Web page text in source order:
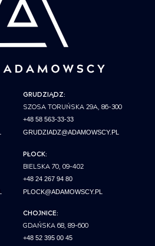
GRUDZIĄDZ:
SZOSA TORUŃSKA 29A, 86-300
+48 58 563-33-33
GRUDZIADZ@ADAMOWSCY.PL
PŁOCK:
BIELSKA 70, 09-402
+48 24 267 94 80
PLOCK@ADAMOWSCY.PL
CHOJNICE:
GDAŃSKA 68, 89-600
+48 52 395 00 45